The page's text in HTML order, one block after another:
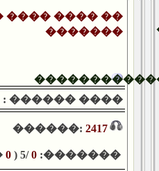
���� ���� ��
�������
���� ������ :
������: 2417
�������:
0
/5 (
0